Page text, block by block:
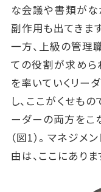
な会議や書類がな
副作用も出てきます
一方、上級の管理
ての役割が求めら
を率いていくリー
し、ここがくせも
ーダーの両方をこ
（図1）。マネジメ
由は、ここにありま